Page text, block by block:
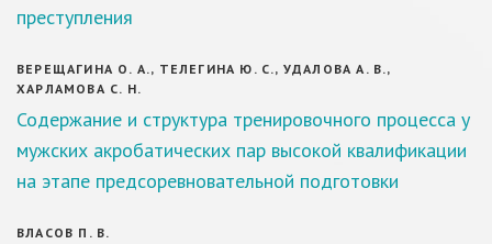
преступления
ВЕРЕЩАГИНА О. А., ТЕЛЕГИНА Ю. С., УДАЛОВА А. В.,
ХАРЛАМОВА С. Н.
Содержание и структура тренировочного процесса у
мужских акробатических пар высокой квалификации
на этапе предсоревновательной подготовки
ВЛАСОВ П. В.